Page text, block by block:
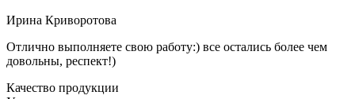
Ирина Криворотова
Отлично выполняете свою работу:) все остались более чем
довольны, респект!)
Качество продукции